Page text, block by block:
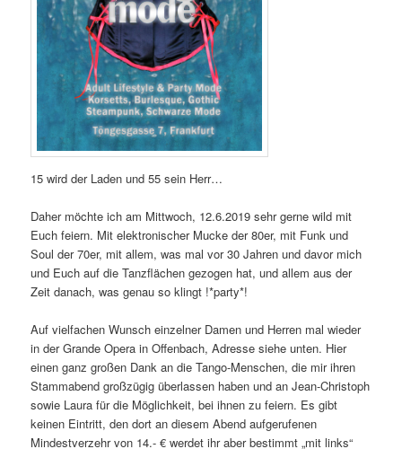
15 wird der Laden und 55 sein Herr…
Daher möchte ich am Mittwoch, 12.6.2019 sehr gerne wild mit
Euch feiern. Mit elektronischer Mucke der 80er, mit Funk und
Soul der 70er, mit allem, was mal vor 30 Jahren und davor mich
und Euch auf die Tanzflächen gezogen hat, und allem aus der
Zeit danach, was genau so klingt !*party*!
Auf vielfachen Wunsch einzelner Damen und Herren mal wieder
in der Grande Opera in Offenbach, Adresse siehe unten. Hier
einen ganz großen Dank an die Tango-Menschen, die mir ihren
Stammabend großzügig überlassen haben und an Jean-Christoph
sowie Laura für die Möglichkeit, bei ihnen zu feiern. Es gibt
keinen Eintritt, den dort an diesem Abend aufgerufenen
Mindestverzehr von 14.- € werdet ihr aber bestimmt „mit links“